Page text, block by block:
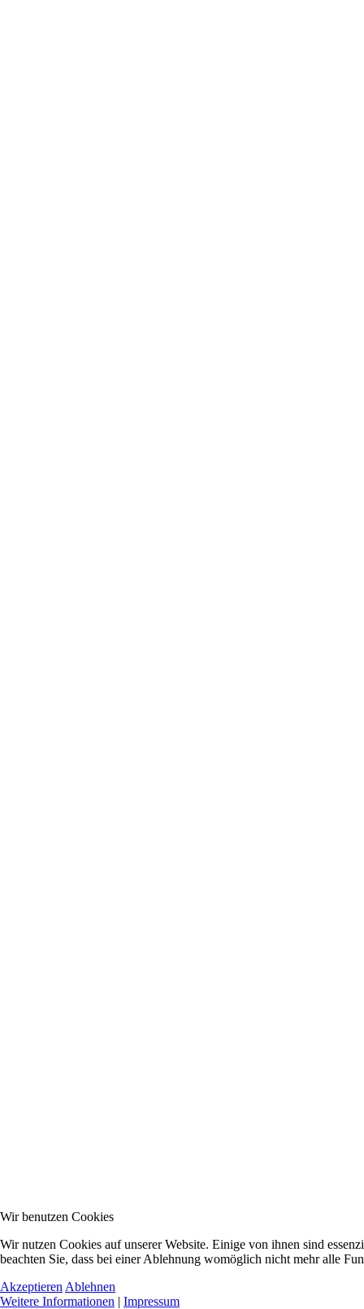
Wir benutzen Cookies
Wir nutzen Cookies auf unserer Website. Einige von ihnen sind
beachten Sie, dass bei einer Ablehnung womöglich nicht mehr alle
Akzeptieren Ablehnen
Weitere Informationen | Impressum